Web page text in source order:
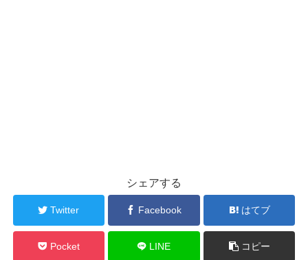
シェアする
Twitter Facebook はてブ
Pocket LINE コピー